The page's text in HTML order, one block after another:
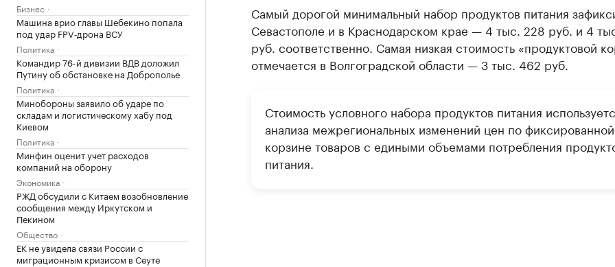
Бизнес
Машина врио главы Шебекино попала
под удар FPV‑дрона ВСУ
Политика
Командир 76-й дивизии ВДВ доложил
Путину об обстановке на Доброполье
Политика
Минобороны заявило об ударе по
складам и логистическому хабу под
Киевом
Политика
Минфин оценит учет расходов
компаний на оборону
Экономика
РЖД обсудили с Китаем возобновление
сообщения между Иркутском и
Пекином
Общество
ЕК не увидела связи России с
миграционным кризисом в Сеуте
Самый дорогой минимальный набор продуктов питания
Севастополе и в Краснодарском крае — 4 тыс. 228 руб. и 4
руб. соответственно. Самая низкая стоимость «продуктовой
отмечается в Волгоградской области — 3 тыс. 462 руб.
Стоимость условного набора продуктов питания
анализа межрегиональных изменений цен по фиксированной
корзине товаров с едиными объемами потребления
питания.